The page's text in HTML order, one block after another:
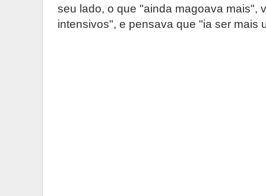
seu lado, o que "ainda magoava mais",
intensivos", e pensava que "ia ser mais